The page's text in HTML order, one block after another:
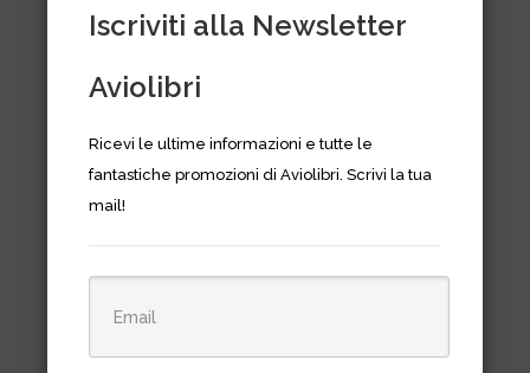
Iscriviti alla Newsletter
Aviolibri
Ricevi le ultime informazioni e tutte le
fantastiche promozioni di Aviolibri. Scrivi la tua
mail!